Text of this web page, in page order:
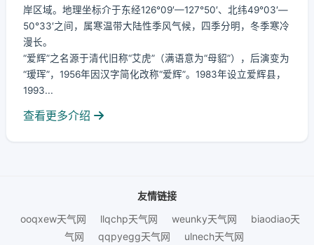
岸区域。地理坐标介于东经126°09′—127°50′、北纬49°03′—
50°33′之间，属寒温带大陆性季风气候，四季分明，冬季寒冷
漫长。
“爱辉”之名源于清代旧称“艾虎”（满语意为“母貂”），后演变为
“瑷珲”，1956年因汉字简化改称“爱辉”。1983年设立爱辉县，
1993...
查看更多介绍
友情链接
ooqxew天气网
llqchp天气网 weunky天气网
biaodiao天
气网
qqpyegg天气网 ulnech天气网